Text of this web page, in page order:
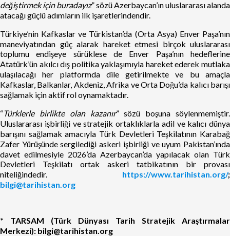
değiştirmek için buradayız” sözü Azerbaycan’ın uluslararası alanda
atacağı güçlü adımların ilk işaretlerindendir.
Türkiye’nin Kafkaslar ve Türkistan’da (Orta Asya) Enver Paşa’nın
maneviyatından güç alarak hareket etmesi birçok uluslararası
toplumu endişeye sürüklese de Enver Paşa’nın hedeflerine
Atatürk’ün akılcı dış politika yaklaşımıyla hareket ederek mutlaka
ulaşılacağı her platformda dile getirilmekte ve bu amaçla
Kafkaslar, Balkanlar, Akdeniz, Afrika ve Orta Doğu’da kalıcı barışı
sağlamak için aktif rol oynamaktadır.
“Türklerle birlikte olan kazanır” sözü boşuna söylenmemiştir.
Uluslararası işbirliği ve stratejik ortaklıklarla adil ve kalıcı dünya
barışını sağlamak amacıyla Türk Devletleri Teşkilatının Karabağ
Zafer Yürüşünde sergilediği askeri işbirliği ve uyum Pakistan’ında
davet edilmesiyle 2026’da Azerbaycan’da yapılacak olan Türk
Devletleri Teşkilatı ortak askeri tatbikatının bir provası
niteliğindedir.
https://www.tarihistan.org/;
bilgi@tarihistan.org
* TARSAM (Türk Dünyası Tarih Stratejik Araştırmalar
Merkezi): bilgi@tarihistan.org